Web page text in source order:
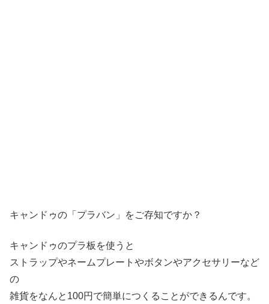
キャンドゥの「プラバン」をご存知ですか？
キャンドゥのプラ板を使うと
ストラップやネームプレートやボタンやアクセサリーなど
の
雑貨をなんと100円で簡単につくることができるんです。